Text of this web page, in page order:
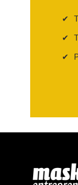
✔
✔
✔